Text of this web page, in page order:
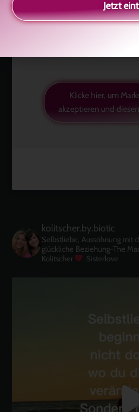
Klicke hier, um
akzeptieren und
kolitscher.by.biotic
Selbstliebe, Aussöhnung mit
glückliche Beziehung-The
Kolitscher
Sisterlove
Jetzt